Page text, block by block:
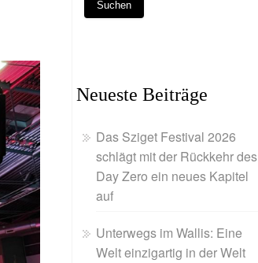
Neueste Beiträge
Das Sziget Festival 2026
schlägt mit der Rückkehr des
Day Zero ein neues Kapitel
auf
Unterwegs im Wallis: Eine
Welt einzigartig in der Welt